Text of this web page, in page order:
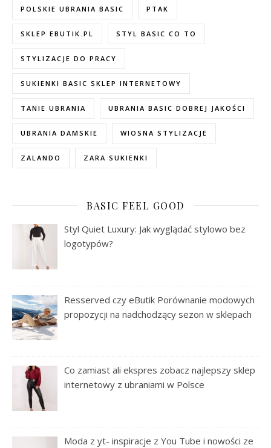
POLSKIE UBRANIA BASIC PTAK
SKLEP EBUTIK.PL STYL BASIC CO TO
STYLIZACJE DO PRACY
SUKIENKI BASIC SKLEP INTERNETOWY
TANIE UBRANIA UBRANIA BASIC DOBREJ JAKOŚCI
UBRANIA DAMSKIE WIOSNA STYLIZACJE
ZALANDO ZARA SUKIENKI
BASIC FEEL GOOD
Styl Quiet Luxury: Jak wyglądać stylowo bez
logotypów?
Resserved czy eButik Porównanie modowych
propozycji na nadchodzący sezon w sklepach
Co zamiast ali ekspres zobacz najlepszy sklep
internetowy z ubraniami w Polsce
Moda z yt- inspiracje z You Tube i nowości ze